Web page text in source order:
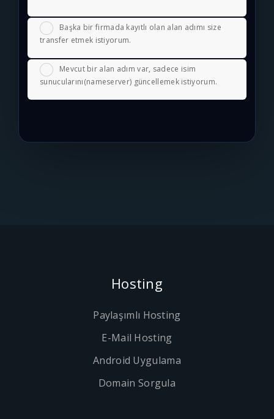
Başka bir firmada kayıtlı olan alan adımı size
transfer etmek istiyorum.
Mevcut bir alan adım var, sadece isim
sunucularını(nameserver) güncellemek istiyorum.
Hosting
Paylaşımlı Hosting
E-Mail Hosting
Android Uygulama
Domain Sorgula